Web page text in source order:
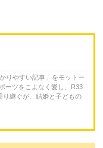
りやすい記事」をモットー
ーツをこよなく愛し、R33
り継ぐが、結婚と子どもの